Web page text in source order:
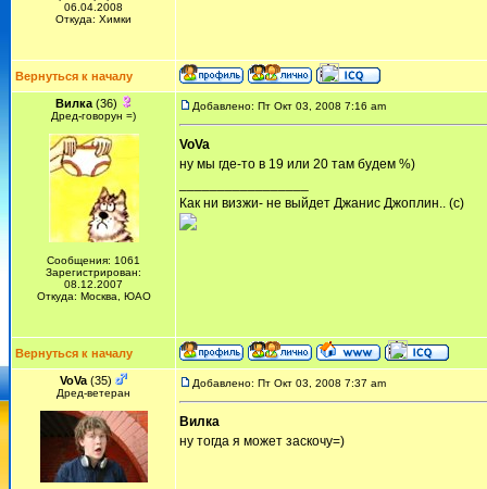
06.04.2008
Откуда: Химки
Вернуться к началу
Вилка(36)
Дред-говорун =)
Сообщения: 1061
Зарегистрирован:
08.12.2007
Откуда: Москва, ЮАО
Добавлено: Пт Окт 03, 2008 7:16 am
VoVa
ну мы где-то в 19 или 20 там будем %)
Как ни визжи- не выйдет Джанис Джоплин.. (с)
Вернуться к началу
VoVa (35)
Дред-ветеран
Добавлено: Пт Окт 03, 2008 7:37 am
Вилка
ну тогда я может заскочу=)